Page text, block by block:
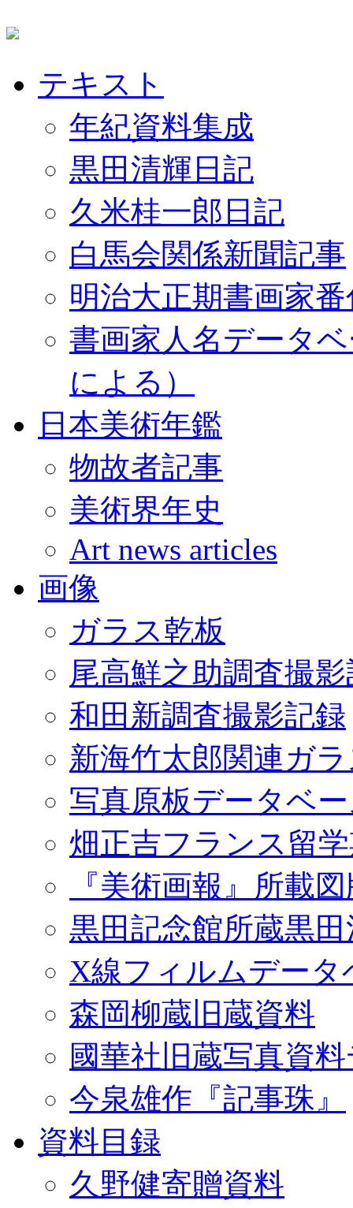
テキスト
年紀資料集成
黒田清輝日記
久米桂一郎日記
白馬会関係新聞記事
明治大正期書画家
書画家人名データ
による）
日本美術年鑑
物故者記事
美術界年史
Art news articles
画像
ガラス乾板
尾高鮮之助調査撮
和田新調査撮影記録
新海竹太郎関連ガ
写真原板データベ
畑正吉フランス留
『美術画報』所載
黒田記念館所蔵黒
X線フィルムデータ
森岡柳蔵旧蔵資料
國華社旧蔵写真資
今泉雄作『記事珠』
資料目録
久野健寄贈資料